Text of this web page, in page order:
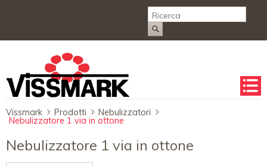
Salta
la
Vissmark Prodotti Nebulizzatori
Nebulizzatore 1 via in ottone
Nebulizzatore 1 via in ottone